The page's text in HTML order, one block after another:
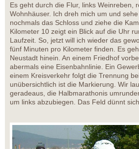
Es geht durch die Flur, links Weinreben,
Wohnhäuser. Ich dreh mich um und
nochmals das Schloss und ziehe die
Kilometer 10 zeigt ein Blick auf die Uhr
Laufzeit. So, jetzt will ich wieder das
fünf Minuten pro Kilometer finden. Es
Neustadt hinein. An einem Friedhof
abermals eine Eisenbahnlinie. Ein
einem Kreisverkehr folgt die Trennung
unübersichtlich ist die Markierung. Wir
geradeaus, die Halbmarathonis
um links abzubiegen. Das Feld dünnt